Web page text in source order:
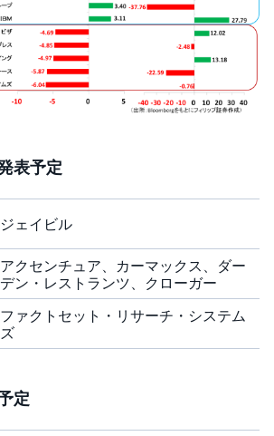
表予定
ジェイビル
アクセンチュア、カーマックス、ダー
デン・レストランツ、クローガー
ファクトセット・リサーチ・システム
ズ
定